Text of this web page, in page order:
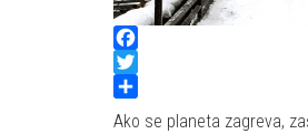
Facebook
Twitter
Share
Ako se planeta zagreva,